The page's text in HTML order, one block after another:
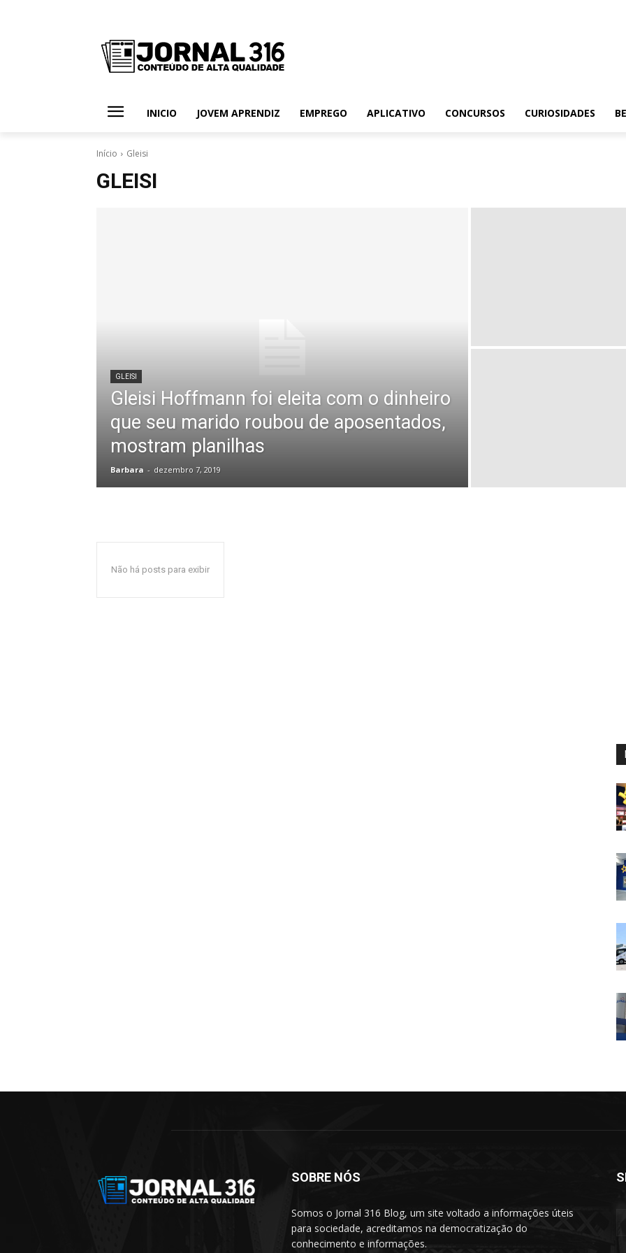
INICIO JOVEM APRENDIZ EMPREGO APLICATIVO CONCURSOS CURIOSIDADES
Início Gleisi
GLEISI
GLEISI
Gleisi Hoffmann foi eleita com o dinheiro
que seu marido roubou de aposentados,
mostram planilhas
Barbara - dezembro 7, 2019
Não há posts para exibir
SOBRE NÓS
Somos o Jornal 316 Blog, um site voltado a informações úteis
para sociedade, acreditamos na democratização do
conhecimento e informações.